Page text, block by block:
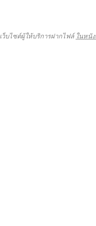
ว็บไซต์ผู้ให้บริการฝากไฟล์ ในหนั